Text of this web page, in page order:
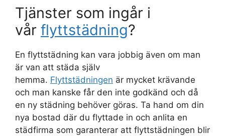
Tjänster som ingår i
vår flyttstädning?
En flyttstädning kan vara jobbig även om man
är van att städa själv
hemma. Flyttstädningen är mycket krävande
och man kanske får den inte godkänd och då
en ny städning behöver göras. Ta hand om din
nya bostad där du flyttade in och anlita en
städfirma som garanterar att flyttstädningen blir